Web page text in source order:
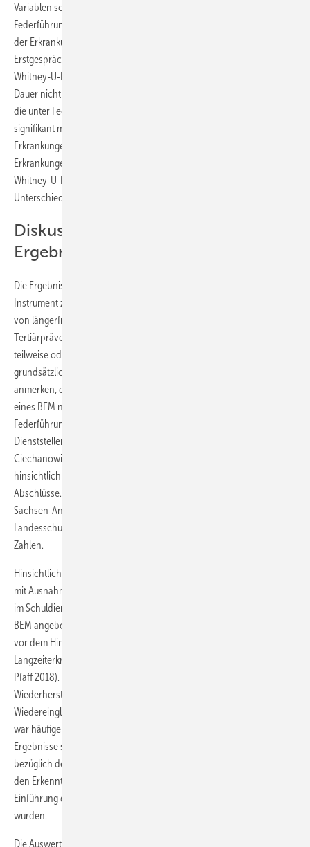
Variablen sowie der prozessbezogenen Merkmale der BEM-Fälle unter
Federführung des IfL wurde explorativ untersucht, ob sich hinsichtlich
der Erkrankungsart Unterschiede in der AU-Dauer bis zum BEM-
Erstgespräch zeigen. Dafür wurde statt eines t-Tests der Mann-
Whitney-U-Rangkorrelationstest durchgeführt, da die Daten zur AU-
Dauer nicht normalverteilt sind. Die Analyse der Daten der Personen,
die unter Federführung des IfL ein BEM absolvierten, zeigt, dass
signifikant mehr AU-Tage bis zum Erstgespräch bei psychischen
Erkrankungen (M = 164,1; SD = 184,1) als bei physischen
Erkrankungen (M = 132,1; SD = 132,7) vorliegen. Mittels Mann-
Whitney-U-Rangkorrelationstest zeigt sich ein signifikanter
Unterschied (U = 3349, p = 0,009).
Diskussion und
Ergebniszusammenfassung
Die Ergebnisse machen deutlich, dass das BEM ein wichtiges
Instrument zur Erhaltung oder Wiederherstellung der Arbeitsfähigkeit
von längerfristig erkrankten Arbeitnehmern darstellt. Im Sinne der
Tertiärprävention gehen knapp drei Viertel der Bediensteten wieder
teilweise oder voll dienstfähig in den Schuldienst zurück, was
grundsätzlich positiv zu bewerten ist. Einschränkend lässt sich hierzu
anmerken, dass Informationen zur Dienstfähigkeit nach Abschluss
eines BEM nur bei denjenigen Fällen vorliegen, die das BEM unter der
Federführung des IfL durchliefen. Im Falle der Federführung durch die
Dienststellenleitung liegen hierzu keine Informationen vor. Auch
Ciechanowicz et al. (2016) berichten von Optimierungspotenzial
hinsichtlich der statistischen Erfassung erfolgreicher BEM-
Abschlüsse. Die Autoren berichten, dass zu den BEM-Abschlüssen in
Sachsen-Anhalt lediglich eine persönliche Mitteilung des
Landesschulamts Sachsen-Anhalt vorlag, jedoch keine konkreten
Zahlen.
Hinsichtlich demografischer Variablen zeigt sich, dass die BEM-Fälle
mit Ausnahme des Alters von der Grundgesamtheit der Bediensteten
im Schuldienst in RLP wenig abweichen. Die Bediensteten, die ein
BEM angeboten bekamen, waren im Schnitt fünf Jahre älter. Dies ist
vor dem Hintergrund des Alters als wichtigem Prädiktor für
Langzeiterkrankung jedoch zu erwarten (Prümper et al. 2015; Knieps u.
Pfaff 2018). Die häufigste empfohlene Maßnahme zur
Wiederherstellung der Arbeitsfähigkeit stellte die stufenweise
Wiedereingliederung dar. Der Grund für die AU, die zum BEM führte,
war häufiger eine physische als eine psychische Erkrankung. Die
Ergebnisse stehen damit in Bezug auf deskriptive Angaben (z. B.
bezüglich der Annahmequote sowie der AU-Gründe) im Einklang mit
den Erkenntnissen von Rose et al. (2016), die kurz nach der
Einführung des BEM für Bedienstete im Schuldienst in RLP erfasst
wurden.
Die Auswertung der BEM-Fälle im IfL zeigt eine im Vergleich zu anderen